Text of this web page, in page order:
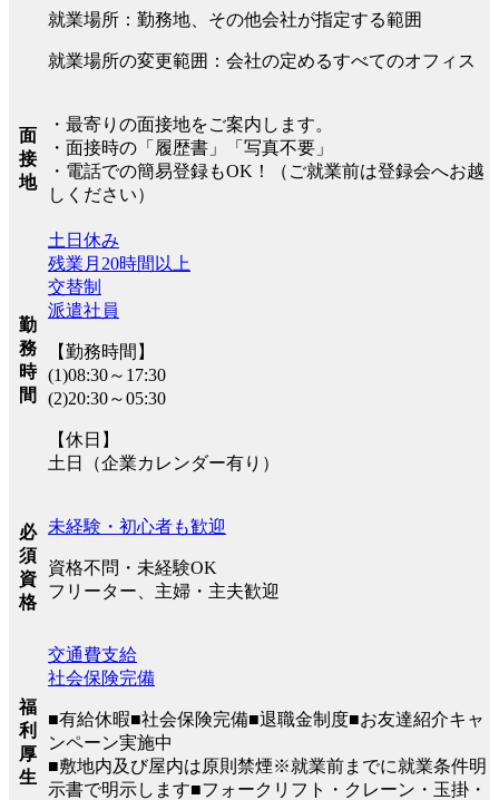
就業場所：勤務地、その他会社が指定する範囲
就業場所の変更範囲：会社の定めるすべてのオフィス
面
接
地
・最寄りの面接地をご案内します。
・面接時の「履歴書」「写真不要」
・電話での簡易登録もOK！（ご就業前は登録会へお越
しください）
勤
務
時
間
土日休み
残業月20時間以上
交替制
派遣社員
【勤務時間】
(1)08:30～17:30
(2)20:30～05:30
【休日】
土日（企業カレンダー有り）
必
須
資
格
未経験・初心者も歓迎
資格不問・未経験OK
フリーター、主婦・主夫歓迎
福
利
厚
生
交通費支給
社会保険完備
■有給休暇■社会保険完備■退職金制度■お友達紹介キャ
ンペーン実施中
■敷地内及び屋内は原則禁煙※就業前までに就業条件明
示書で明示します■フォークリフト・クレーン・玉掛・